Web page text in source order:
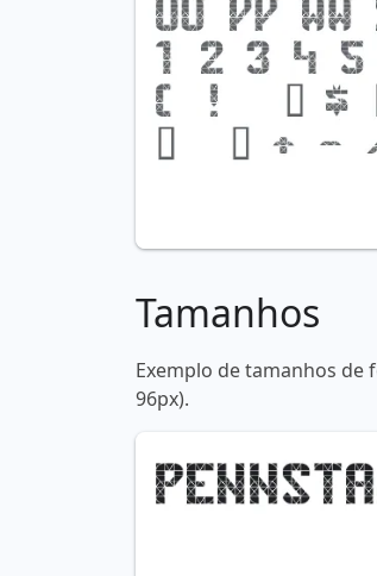
Tamanhos
Exemplo de tamanhos de
96px).